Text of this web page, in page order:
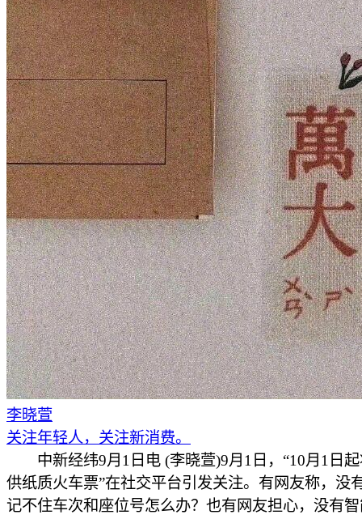
李晓萱
关注年轻人，关注新消费。
中新经纬9月1日电 (李晓萱)9月1日，“10月1日起
供纸质火车票”在社交平台引发关注。有网友称，没
记不住车次和座位号怎么办？也有网友担心，没有